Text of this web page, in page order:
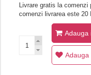
Livrare gratis la
comenzi livrarea este 20
Adauga
Adauga